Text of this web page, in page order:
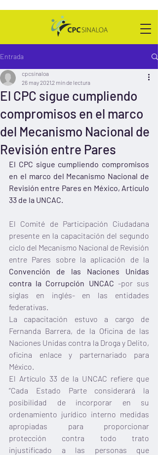
Entrada
El CPC sigue cumpliendo
compromisos en el marco
del Mecanismo Nacional de
Revisión entre Pares
cpcsinaloa
26 may 20212 min de lectura
El CPC sigue cumpliendo compromisos
en el marco del Mecanismo Nacional de
Revisión entre Pares en México, Artículo
33 de la UNCAC.
El Comité de Participación Ciudadana
presente en la capacitación del segundo
ciclo del Mecanismo Nacional de Revisión
Convención de las Naciones Unidas
contra la Corrupción UNCAC -por sus
siglas en inglés- en las entidades
federativas.
La capacitación estuvo a cargo de
Fernanda Barrera, de la Oficina de las
Naciones Unidas contra la Droga y Delito,
oficina enlace y parternariado para
México.
El Artículo 33 de la UNCAC refiere que
“Cada Estado Parte considerará la
posibilidad de incorporar en su
ordenamiento jurídico interno medidas
apropiadas para proporcionar
protección contra todo trato
injustificado a las personas que